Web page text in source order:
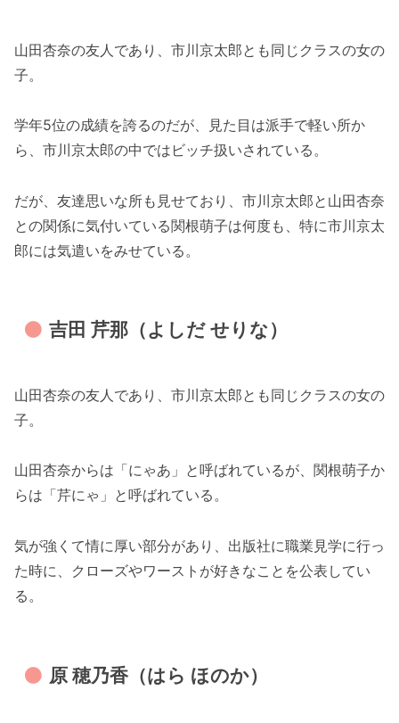
山田杏奈の友人であり、市川京太郎とも同じクラスの女の
子。
学年5位の成績を誇るのだが、見た目は派手で軽い所か
ら、市川京太郎の中ではビッチ扱いされている。
だが、友達思いな所も見せており、市川京太郎と山田杏奈
との関係に気付いている関根萌子は何度も、特に市川京太
郎には気遣いをみせている。
吉田 芹那（よしだ せりな）
山田杏奈の友人であり、市川京太郎とも同じクラスの女の
子。
山田杏奈からは「にゃあ」と呼ばれているが、関根萌子か
らは「芹にゃ」と呼ばれている。
気が強くて情に厚い部分があり、出版社に職業見学に行っ
た時に、クローズやワーストが好きなことを公表してい
る。
原 穂乃香（はら ほのか）